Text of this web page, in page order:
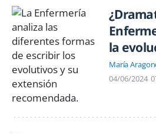
la
María
04/06/2024